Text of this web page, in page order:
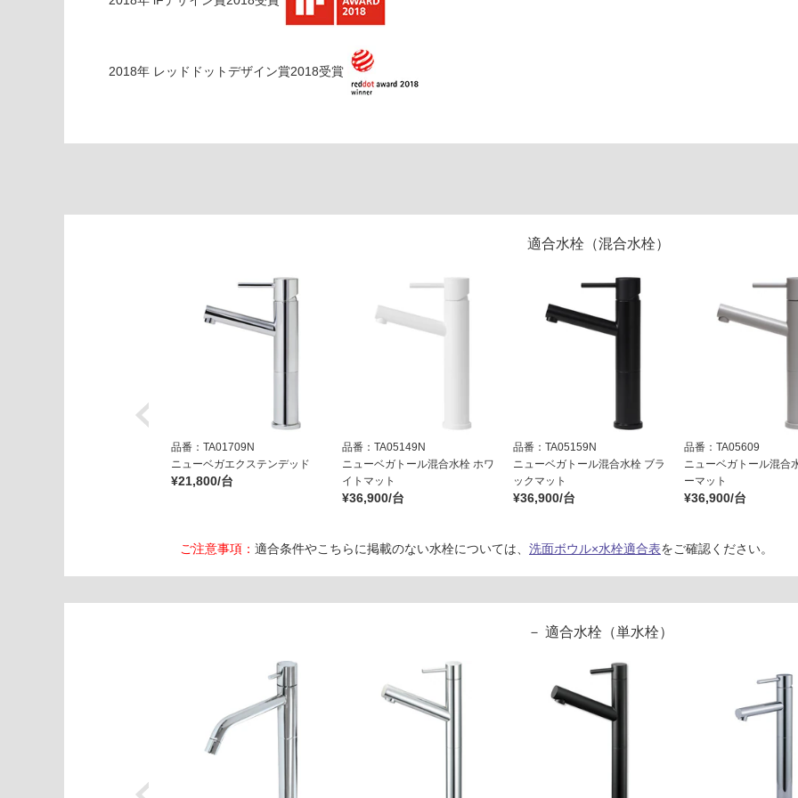
¥1,
2018年 レッドドットデザイン賞2018受賞
適合水栓（混合水栓）
品番：TA01709N
ニューベガエクステンデッド
¥21,800/台
品番：TA05149N
ニューベガトール混合水栓 ホワ
イトマット
¥36,900/台
品番：TA05159N
ニューベガトール混合水栓 ブラ
ックマット
¥36,900/台
品番：TA05609
ニューベガトール混合
ーマット
¥36,900/台
ご注意事項： 適合条件やこちらに掲載のない水栓については、 洗面ボウル×水栓適合表をご確認ください。
適合水栓（単水栓）